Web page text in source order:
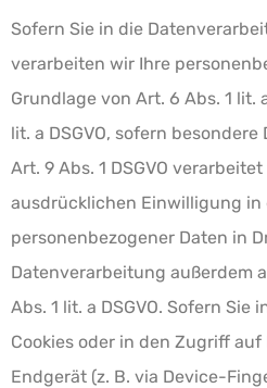
Sofern Sie in die
verarbeiten wir Ihre
Grundlage von Art. 6 Abs. 1 lit.
lit. a DSGVO, sofern
Art. 9 Abs. 1 DSGVO
ausdrücklichen Einwilligung in
personenbezogener Daten in
Datenverarbeitung außerdem
Abs. 1 lit. a DSGVO. Sofern Sie
Cookies oder in den Zugriff
Endgerät (z. B. via Device-